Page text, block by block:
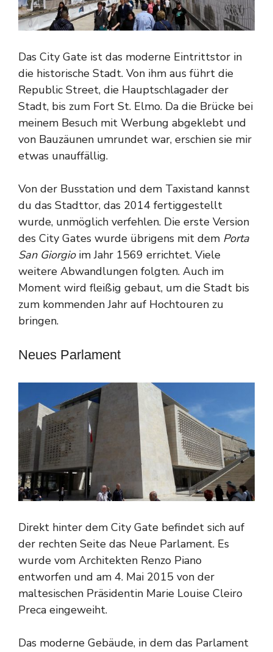
Das City Gate ist das moderne Eintrittstor in
die historische Stadt. Von ihm aus führt die
Republic Street, die Hauptschlagader der
Stadt, bis zum Fort St. Elmo. Da die Brücke bei
meinem Besuch mit Werbung abgeklebt und
von Bauzäunen umrundet war, erschien sie mir
etwas unauffällig.
Von der Busstation und dem Taxistand kannst
du das Stadttor, das 2014 fertiggestellt
wurde, unmöglich verfehlen. Die erste Version
des City Gates wurde übrigens mit dem Porta
San Giorgioim Jahr 1569 errichtet. Viele
weitere Abwandlungen folgten. Auch im
Moment wird fleißig gebaut, um die Stadt bis
zum kommenden Jahr auf Hochtouren zu
bringen.
Neues Parlament
Direkt hinter dem City Gate befindet sich auf
der rechten Seite das Neue Parlament. Es
wurde vom Architekten Renzo Piano
entworfen und am 4. Mai 2015 von der
maltesischen Präsidentin Marie Louise Cleiro
Preca eingeweiht.
Das moderne Gebäude, in dem das Parlament